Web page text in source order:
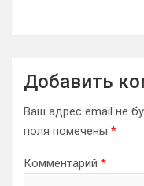
Добавить
Ваш адрес email не
поля помечены *
Комментарий *